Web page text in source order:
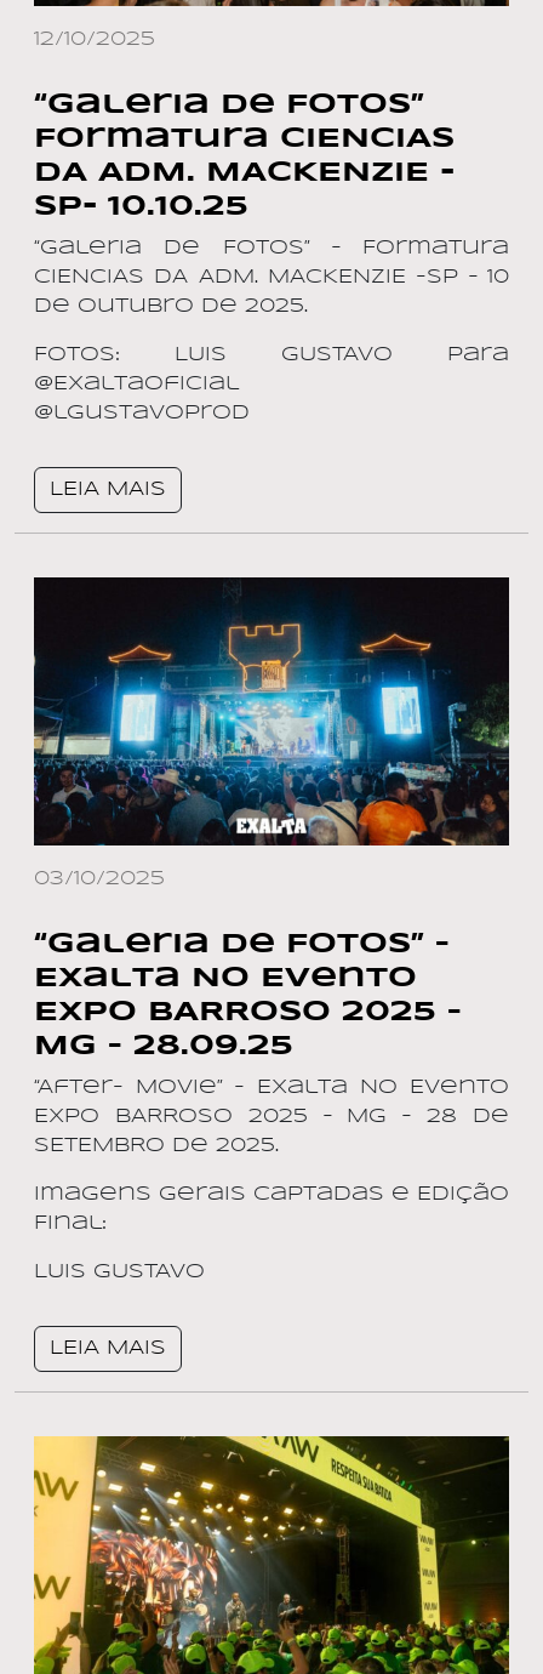
12/10/2025
“Galeria de Fotos”
Formatura CIENCIAS
DA ADM. MACKENZIE -
SP- 10.10.25
“Galeria de Fotos” – Formatura
CIENCIAS DA ADM. MACKENZIE -SP – 10
de outubro de 2025.
Fotos: LUIS GUSTAVO para
@ExaltaOficial
@lgustavoprod
LEIA MAIS
03/10/2025
“Galeria de Fotos” –
Exalta No Evento
EXPO BARROSO 2025 –
MG – 28.09.25
“After- Movie” – Exalta No Evento
EXPO BARROSO 2025 – MG – 28 de
SETEMBRO de 2025.
Imagens Gerais Captadas e Edição
Final:
LUIS GUSTAVO
LEIA MAIS